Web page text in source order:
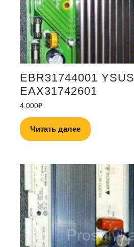
EBR31744001 YSUS
EAX31742601
4,000₽
Читать далее